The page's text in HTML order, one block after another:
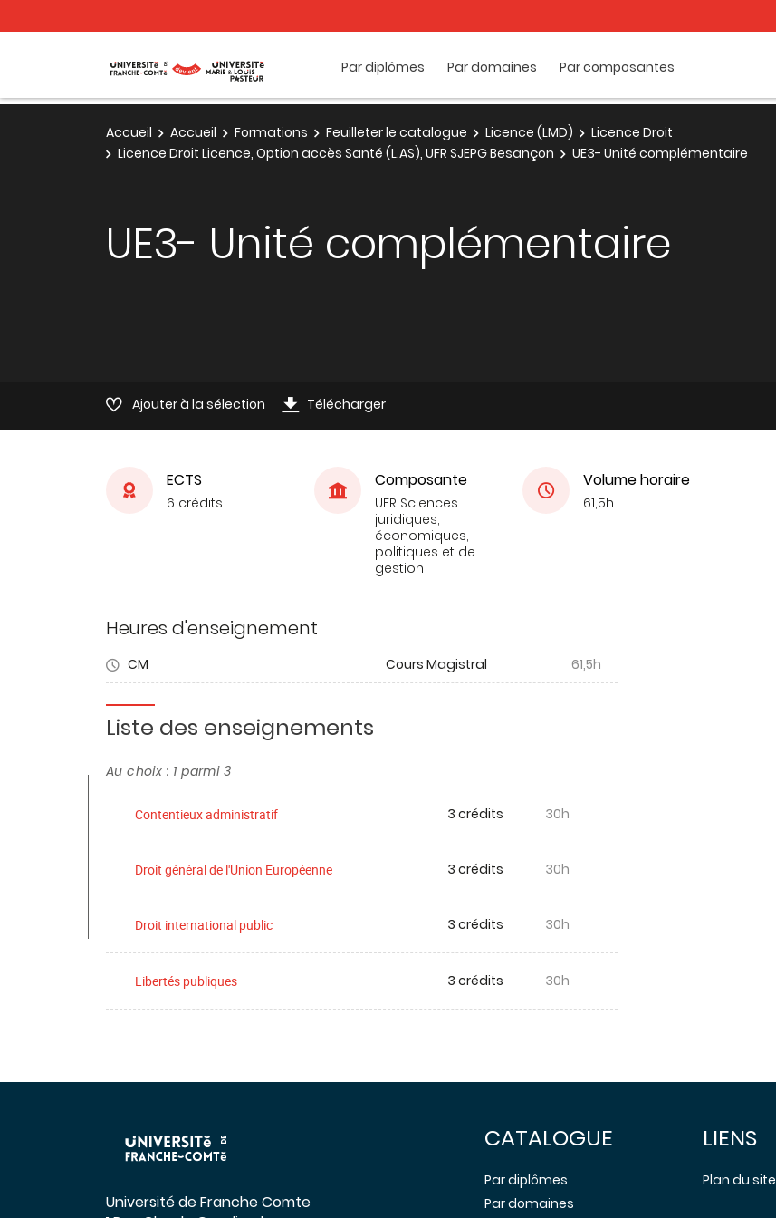
Par diplômes Par domaines Par composantes
Accueil Accueil Formations Feuilleter le catalogue Licence (LMD)
Licence Droit
Licence Droit Licence, Option accès Santé (L.AS), UFR SJEPG Besançon
UE3- Unité complémentaire
UE3- Unité complémentaire
Ajouter à la sélection Télécharger
ECTS
6 crédits
Composante
UFR Sciences
juridiques,
économiques,
politiques et de
gestion
Volume horaire
61,5h
Heures d'enseignement
CM Cours Magistral 61,5h
Liste des enseignements
Au choix : 1 parmi 3
Contentieux administratif 3 crédits 30h
Droit général de l'Union Européenne 3 crédits 30h
Droit international public 3 crédits 30h
Libertés publiques 3 crédits 30h
Université de Franche Comte
CATALOGUE
Par diplômes
Par domaines
LIENS
Plan du site